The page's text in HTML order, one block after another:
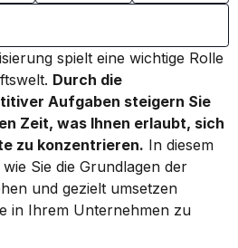
spielt eine wichtige Rolle
Durch die
Aufgaben steigern Sie
Zeit, was Ihnen erlaubt, sich
zu konzentrieren. In diesem
Sie die Grundlagen der
und gezielt umsetzen
in Ihrem Unternehmen zu